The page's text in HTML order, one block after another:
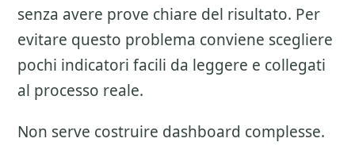
senza avere prove chiare del risultato. Per
evitare questo problema conviene scegliere
pochi indicatori facili da leggere e collegati
al processo reale.
Non serve costruire dashboard complesse.